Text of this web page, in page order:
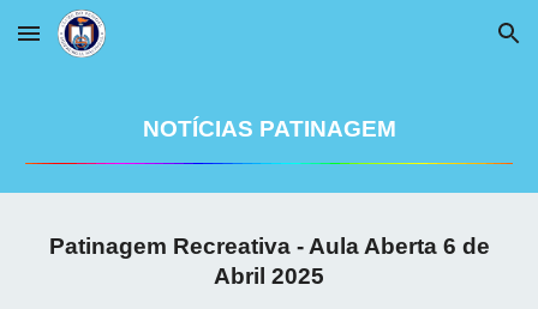
Skip to main content Skip to navigation
NOTÍCIAS PATINAGEM
Patinagem Recreativa - Aula Aberta 6 de
Abril 2025